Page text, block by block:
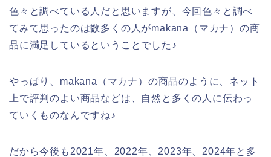
色々と調べている人だと思いますが、今回色々と調べ
てみて思ったのは数多くの人がmakana（マカナ）の商
品に満足しているということでした♪
やっぱり、makana（マカナ）の商品のように、ネット
上で評判のよい商品などは、自然と多くの人に伝わっ
ていくものなんですね♪
だから今後も2021年、2022年、2023年、2024年と多